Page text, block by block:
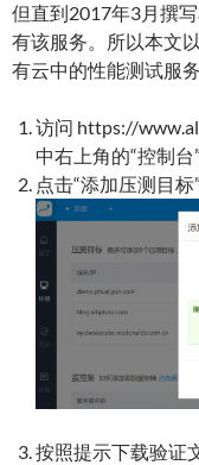
但直到2017年3月撰
有该服务。所以本文
有云中的性能测试服
访问 https://
中右上角的“控制台
点击“添加压测目
按照提示下载验证